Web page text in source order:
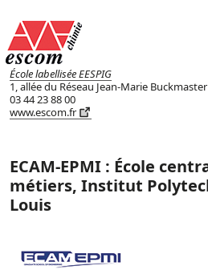
École labellisée EESPIG
1, allée du Réseau Jean-Marie
03 44 23 88 00
www.escom.fr
ECAM-EPMI : École
métiers, Institut
Louis